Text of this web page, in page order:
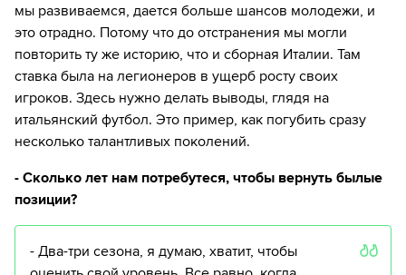
мы развиваемся, дается больше шансов молодежи, и
это отрадно. Потому что до отстранения мы могли
повторить ту же историю, что и сборная Италии. Там
ставка была на легионеров в ущерб росту своих
игроков. Здесь нужно делать выводы, глядя на
итальянский футбол. Это пример, как погубить сразу
несколько талантливых поколений.
- Сколько лет нам потребутеся, чтобы вернуть былые
позиции?
- Два-три сезона, я думаю, хватит, чтобы